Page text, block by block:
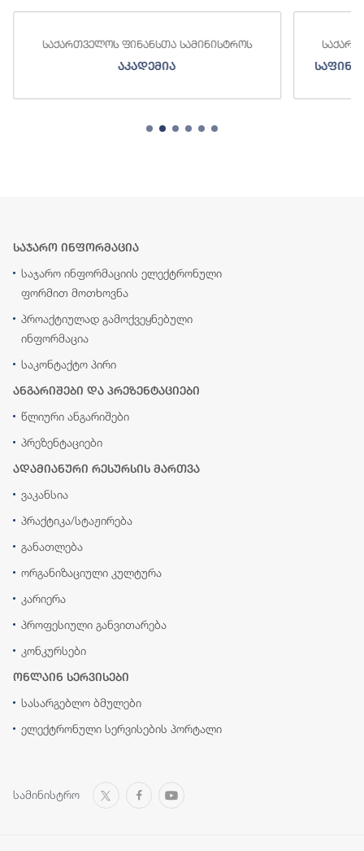
საქართველოს ფინანსთა სამინისტროს
აკადემია
საჯარო ინფორმაცია
საჯარო ინფორმაციის ელექტრონული
ფორმით მოთხოვნა
პროაქტიულად გამოქვეყნებული
ინფორმაცია
საკონტაქტო პირი
ანგარიშები და პრეზენტაციები
წლიური ანგარიშები
პრეზენტაციები
ადამიანური რესურსის მართვა
ვაკანსია
პრაქტიკა/სტაჟირება
განათლება
ორგანიზაციული კულტურა
კარიერა
პროფესიული განვითარება
კონკურსები
ონლაინ სერვისები
სასარგებლო ბმულები
ელექტრონული სერვისების პორტალი
სამინისტრო